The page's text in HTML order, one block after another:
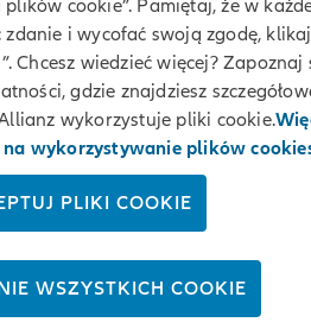
cookie”. Pamiętaj, że w
zdanie i wycofać swoją zgodę,
Chcesz wiedzieć więcej? Zapoznaj
gdzie znajdziesz
wykorzystuje pliki cookie.
na wykorzystywanie plików
PLIKI COOKIE
WSZYSTKICH COOKIE